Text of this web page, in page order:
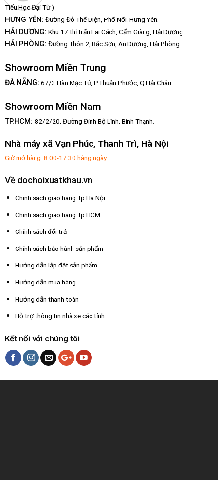
Tiểu Học Đại Từ )
HƯNG YÊN: Đường Đỗ Thế Diện, Phố Nối, Hưng Yên.
HẢI DƯƠNG: Khu 17 thị trấn Lai Cách, Cẩm Giàng, Hải Dương.
HẢI PHÒNG: Đường Thôn 2, Bắc Sơn, An Dương, Hải Phòng.
Showroom Miền Trung
ĐÀ NẴNG: 67/3 Hàn Mạc Tử, P.Thuận Phước, Q.Hải Châu.
Showroom Miền Nam
TP.HCM: 82/2/20, Đường Đinh Bộ Lĩnh, Bình Thạnh.
Nhà máy xã Vạn Phúc, Thanh Trì, Hà Nội
Giờ mở hàng: 8:00-17:30 hàng ngày
Về dochoixuatkhau.vn
Chính sách giao hàng Tp Hà Nội
Chính sách giao hàng Tp HCM
Chính sách đổi trả
Chính sách bảo hành sản phẩm
Hướng dẫn lắp đặt sản phẩm
Hướng dẫn mua hàng
Hướng dẫn thanh toán
Hỗ trợ thông tin nhà xe các tỉnh
Kết nối với chúng tôi